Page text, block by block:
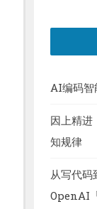
AI编码智
因上精进
知规律
从写代码
OpenAI